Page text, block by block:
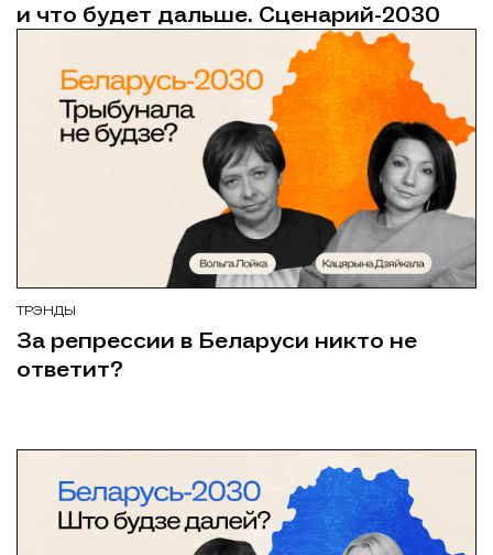
и что будет дальше. Сценарий-2030
ТРЭНДЫ
За репрессии в Беларуси никто не
ответит?